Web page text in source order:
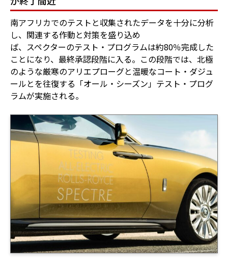
南アフリカでのテストと収集されたデータを十分に分析
し、関連する作動と対策を盛り込め
ば、スペクターのテスト・プログラムは約80％完成した
ことになり、最終承認段階に入る。この段階では、北極
のような厳寒のアリエプローグと温暖なコート・ダジュ
ールとを往復する「オール・シーズン」テスト・プログ
ラムが実施される。